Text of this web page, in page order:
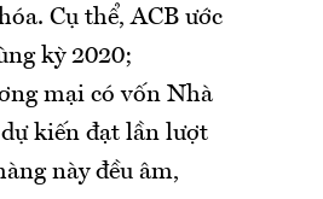
Cụ thể, ACB ước
kỳ 2020;
mại có vốn Nhà
kiến đạt lần lượt
này đều âm,